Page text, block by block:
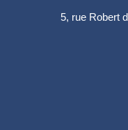
5, rue Robert